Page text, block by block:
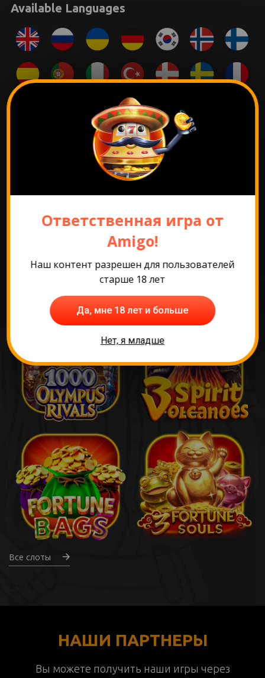
Available Languages
Перейти к промо
Самые популярные
игры
Все слоты
НАШИ ПАРТНЕРЫ
Вы можете получить наши игры через
Ответственная игра от
Amigo!
Наш контент разрешен для пользователей
старше 18 лет
Да, мне 18 лет и больше
Нет, я младше